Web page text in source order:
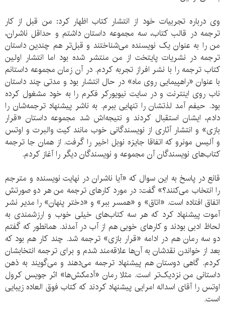
وی درباره تجربیات خود از انتشار کتاب‌ اظهار کرد: من قبل از کار
ترجمه در قالب کتاب، سه مجموعه داستان داشتم و حداقل ناشران،
من را به عنوان یک نویسنده می‌شناختند و قبل‌تر هم چندین داستان
ترجمه در نشریات پایتخت از من منتشر شده بود اما انتشار اولین
کتاب ترجمه را با نشر افراز تجربه کردم. در آن زمان مجموعه داستانم
با عنوان «راهپیمایی روی ماه» در حال انتشار بود و مدتی چند داستان
ناب روی اینترنت و در سایت نیویورکر فکرم را به خود مشغول کرده
بود. حیفم آمد لذتشان را تنهایی ببرم. به ناشر پیشنهاد ترجمه‌شان را
دادم، ایشان استقبال کردند و نتیجه‌اش شد مجموعه داستان «قرار
بازی» و انتشار آثاری از نویسندگانی خوب مانند کیت والبرت و اوتس
و آلیس مونرو که اتفاقا جایزه نوبل اخیر را گرفت. از همان جا ترجمه
کتاب‌های نویسندگان آن مجموعه و نویسندگان دیگر را آغاز کردم.
قانع در پاسخ به این سوال که «آیا ناشران در نهایت نویسنده و مترجم
را انتخاب می‌کنند؟» گفت: در مورد کارهای ترجمه من هر دو صورتش
اتفاق افتاده است. «اتاق» و «همسر ببر» و «دختر پنهان» را مدیر نشر
آموت پیشنهاد کرد که هر سه کتاب‌های خیلی خوب و ارزشمندی به
لحاظ ادبی بودند و کار‌های خوبی هم از آب در آمدند. همانطور که گفتم
دو سه رمان هم در ادامه «قرار بازی» ترجمه شد. چند کار هم بود که
بعد از خواندن نقدشان به آن‌ها علاقه‌مند شدم و برای ترجمه انتخابشان
کردم. گاهی دوستان هم پیشنهاد ترجمه می‌دهند و می‌گویند به ذهن
داستانی من نزدیک‌تر است. مثلا رمان «آدمکش‌ها» اثر جویس کرول
اوتس را آقای اسداله امرایی پیشنهاد کردند که کتاب فوق العاده زیبایی
است.